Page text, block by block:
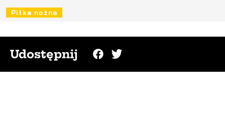
Piłka nożna
Udostępnij